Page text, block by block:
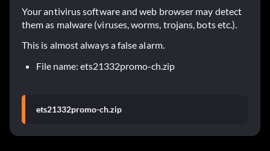
Your antivirus software and web browser may detect
them as malware (viruses, worms, trojans, bots etc.).
This is almost always a false alarm.
File name: ets21332promo-ch.zip
ets21332promo-ch.zip